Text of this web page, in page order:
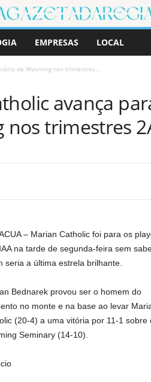
EMPRESAS LOCAL
de Wyoming nos trimestres...
avança
nos trimestres
– Marian Catholic foi para os
na tarde de segunda-feira sem
seria a última estrela brilhante.
Bednarek provou ser o homem do
no monte e na base ao levar
(20-4) a uma vitória por 11-1 sobre
Seminary (14-10).